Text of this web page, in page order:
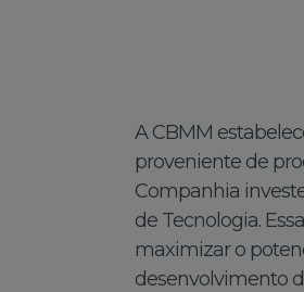
A CBMM
proveniente de
Companhia
de Tecnologia.
maximizar o
desenvolvimento